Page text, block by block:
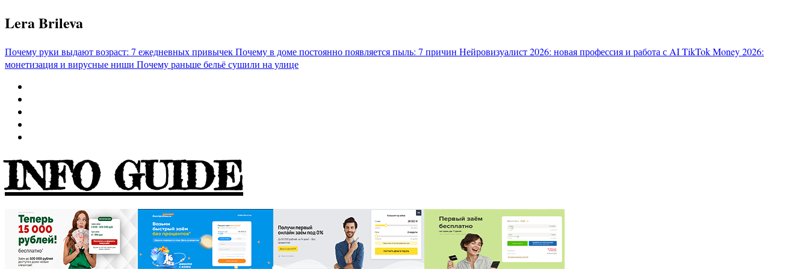
Перейти
к
Lera Brileva
Почему руки выдают возраст: 7 ежедневных привычекПочему в доме постоянно появляется пыль: 7 причин Нейровизуалист 2026: новая профессия и работа с AITikTok Money 2026:
монетизация и вирусные ниши Почему раньше бельё сушили на улице
INFO GUIDE